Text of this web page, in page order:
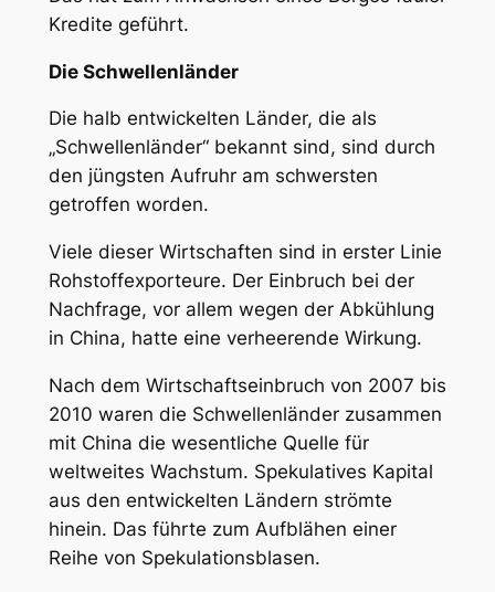
Kredite geführt.
Die Schwellenländer
Die halb entwickelten Länder, die als
„Schwellenländer“ bekannt sind, sind durch
den jüngsten Aufruhr am schwersten
getroffen worden.
Viele dieser Wirtschaften sind in erster Linie
Rohstoffexporteure. Der Einbruch bei der
Nachfrage, vor allem wegen der Abkühlung
in China, hatte eine verheerende Wirkung.
Nach dem Wirtschaftseinbruch von 2007 bis
2010 waren die Schwellenländer zusammen
mit China die wesentliche Quelle für
weltweites Wachstum. Spekulatives Kapital
aus den entwickelten Ländern strömte
hinein. Das führte zum Aufblähen einer
Reihe von Spekulationsblasen.